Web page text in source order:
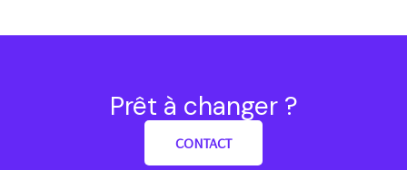
Prêt à changer ?
CONTACT